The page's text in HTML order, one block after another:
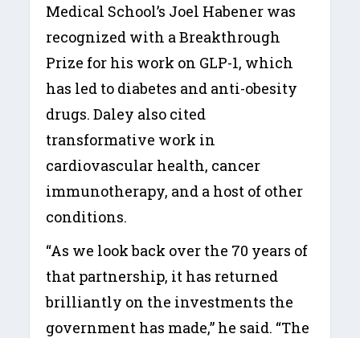
Medical School’s Joel Habener was
recognized with a Breakthrough
Prize for his work on GLP-1, which
has led to diabetes and anti-obesity
drugs. Daley also cited
transformative work in
cardiovascular health, cancer
immunotherapy, and a host of other
conditions.
“As we look back over the 70 years of
that partnership, it has returned
brilliantly on the investments the
government has made,” he said. “The